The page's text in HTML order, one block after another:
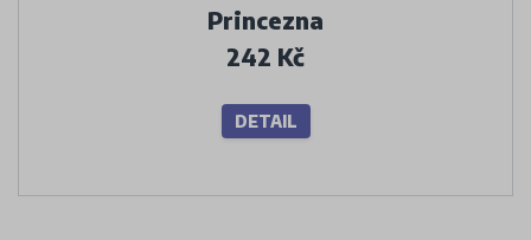
Princezna
242 Kč
DETAIL